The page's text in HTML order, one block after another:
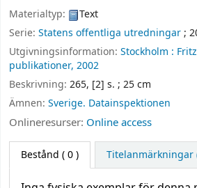
Materialtyp:
Text
Serie: Statens offentliga utredningar;
Utgivningsinformation: Stockholm :
publikationer, 2002
Beskrivning: 265, [2] s. ; 25 cm
Ämnen: Sverige. Datainspektionen
Onlineresurser: Online access
Bestånd ( 0 ) Titelanmärkningar